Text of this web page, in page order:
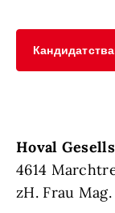
Hoval
4614
zH. Frau